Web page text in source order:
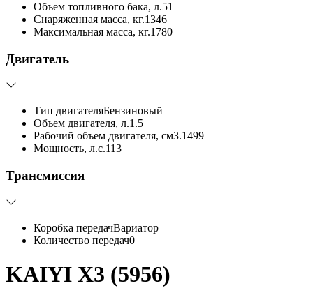
Объем топливного бака, л.51
Снаряженная масса, кг.1346
Максимальная масса, кг.1780
Двигатель
Тип двигателяБензиновый
Объем двигателя, л.1.5
Рабочий объем двигателя, см3.1499
Мощность, л.с.113
Трансмиссия
Коробка передачВариатор
Количество передач0
KAIYI X3 (5956)